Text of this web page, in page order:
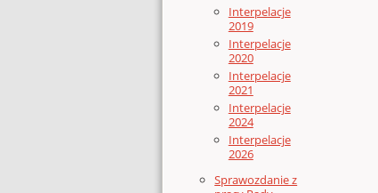
Interpelacje
2019
Interpelacje
2020
Interpelacje
2021
Interpelacje
2024
Interpelacje
2026
Sprawozdanie z